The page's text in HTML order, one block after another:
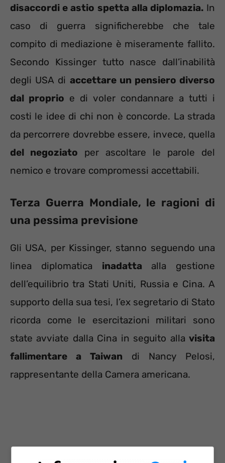
disaccordi e astio spetta alla diplomazia.In
caso di guerra significherebbe che tale
compito di mediazione è miseramente fallito.
Secondo Kissinger tutto nasce dall’inabilità
degli USA di accettare un pensiero diverso
dal proprio e di voler condannare a tutti i
costi le idee di chi non è concorde. La strada
da percorrere dovrebbe essere, invece, quella
del negoziato per ascoltare le parole del
nemico e trovare compromessi accettabili.
Terza Guerra Mondiale, le ragioni di
una pessima previsione
Gli USA, per Kissinger, stanno seguendo una
linea diplomatica inadatta alla gestione
dell’equilibrio tra Stati Uniti, Russia e Cina. A
supporto della sua tesi, l’ex segretario di Stato
ricorda come le esercitazioni militari sono
state avviate dalla Cina in seguito alla visita
fallimentare a Taiwan di Nancy Pelosi,
rappresentante della Camera americana.